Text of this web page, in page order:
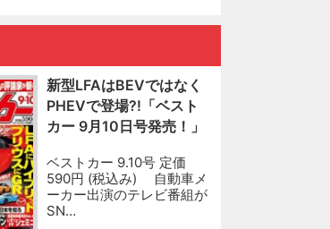
新型LFAはBEVではなく
PHEVで登場?!「ベスト
カー 9月10日号発売！」
ベストカー 9.10号 定価
590円 (税込み) 自動車メ
ーカー出演のテレビ番組が
SN…